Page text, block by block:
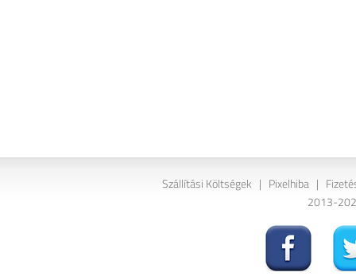
Szállítási Költségek | Pixelhiba |
2013-